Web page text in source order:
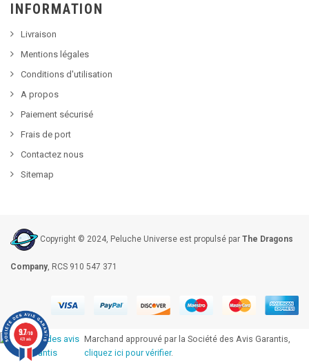
INFORMATION
Livraison
Mentions légales
Conditions d'utilisation
A propos
Paiement sécurisé
Frais de port
Contactez nous
Sitemap
Copyright © 2024, Peluche Universe est propulsé par The Dragons
Company, RCS 910 547 371
Marchand approuvé par la Société des Avis Garantis,
cliquez ici pour vérifier.
9.7/10
421 avis